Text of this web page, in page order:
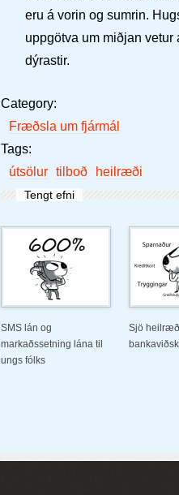
eru á vorin og sumrin.
uppgötva um miðjan
dýrastir.
Category:
Fræðsla um fjármál
Tags:
útsölur tilboð heilræði
Tengt efni
SMS lán og
markaðssetning lána til
ungs fólks
Sjö